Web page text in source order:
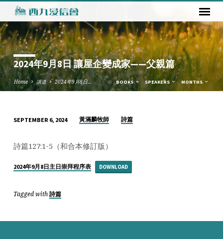
2024年9月8日 讓屋企變成家——父親篇
Home 講道 2024年9月8日… BOOKS SPEAKERS MONTHS
年
9
月
日
讓
企
SEPTEMBER 6, 2024 黃滿麟牧師 詩篇
詩篇127:1-5（和合本修訂版）
2024年9月8日主日崇拜程序表 DOWNLOAD
Tagged with 詩篇